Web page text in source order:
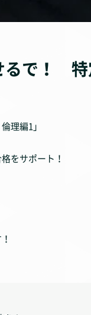
るで！
理編1」
をサポート！